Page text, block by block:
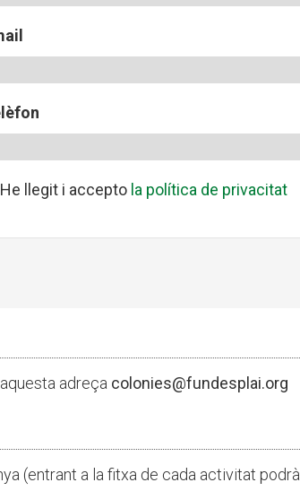
He llegit i accepto la política de privacitat
adreça colonies@fundesplai.org
(entrant a la fitxa de cada activitat